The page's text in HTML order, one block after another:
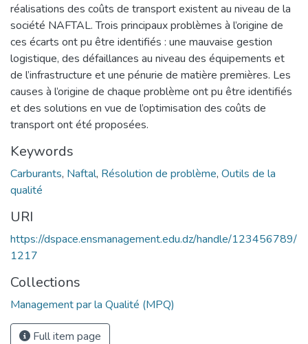
réalisations des coûts de transport existent au niveau de la
société NAFTAL. Trois principaux problèmes à l’origine de
ces écarts ont pu être identifiés : une mauvaise gestion
logistique, des défaillances au niveau des équipements et
de l’infrastructure et une pénurie de matière premières. Les
causes à l’origine de chaque problème ont pu être identifiés
et des solutions en vue de l’optimisation des coûts de
transport ont été proposées.
Keywords
Carburants, Naftal, Résolution de problème, Outils de la
qualité
URI
https://dspace.ensmanagement.edu.dz/handle/123456789/
1217
Collections
Management par la Qualité (MPQ)
Full item page